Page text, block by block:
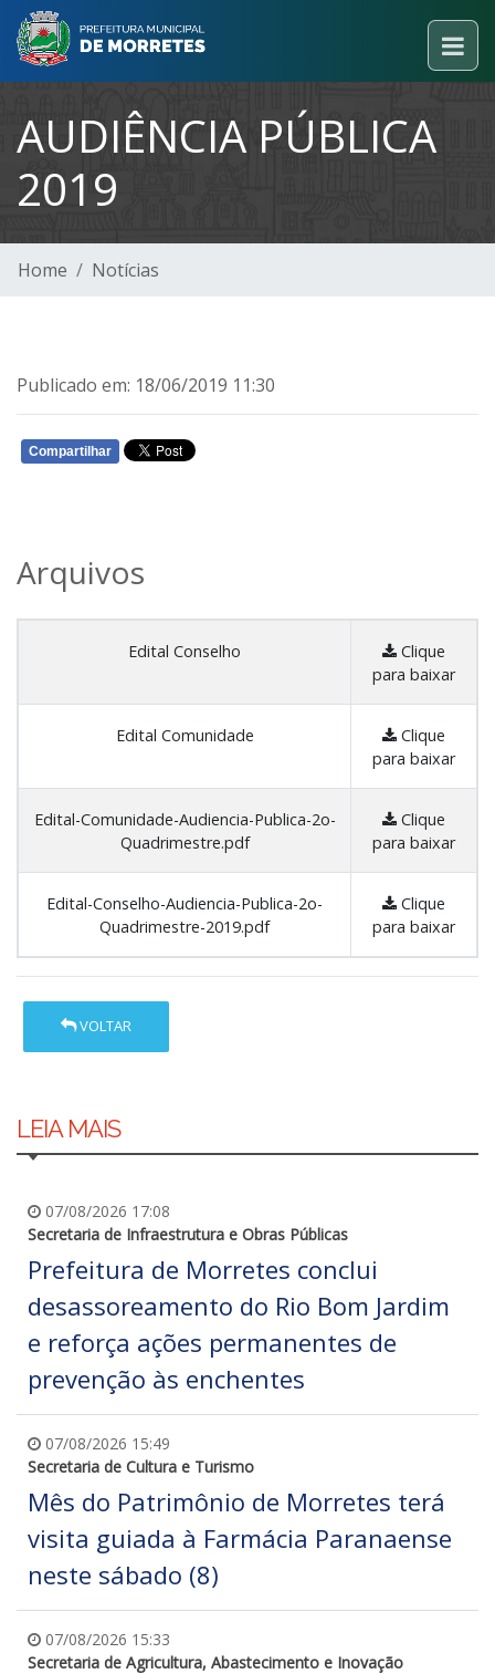
AUDIÊNCIA PÚBLICA
2019
Home Notícias
Publicado em: 18/06/2019 11:30
Compartilhar
Arquivos
Edital Conselho
Clique
para baixar
Edital Comunidade
Clique
para baixar
Edital-Comunidade-Audiencia-Publica-2o-
Quadrimestre.pdf
Clique
para baixar
Edital-Conselho-Audiencia-Publica-2o-
Quadrimestre-2019.pdf
Clique
para baixar
VOLTAR
LEIA MAIS
07/08/2026 17:08
Secretaria de Infraestrutura e Obras Públicas
Prefeitura de Morretes conclui
desassoreamento do Rio Bom Jardim
e reforça ações permanentes de
prevenção às enchentes
07/08/2026 15:49
Secretaria de Cultura e Turismo
Mês do Patrimônio de Morretes terá
visita guiada à Farmácia Paranaense
neste sábado (8)
07/08/2026 15:33
Secretaria de Agricultura, Abastecimento e Inovação